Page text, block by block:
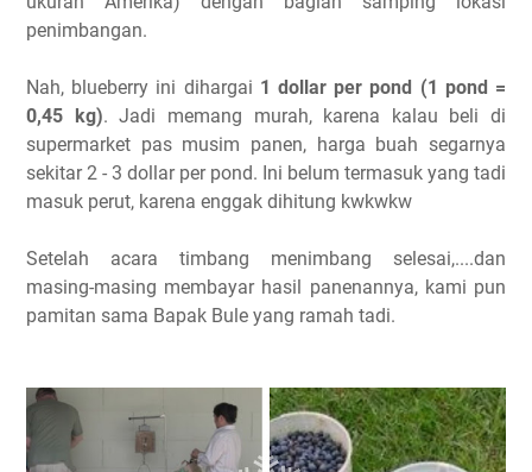
penimbangan.
Nah, blueberry ini dihargai 1 dollar per pond (1 pond =
0,45 kg). Jadi memang murah, karena kalau beli di
supermarket pas musim panen, harga buah segarnya
sekitar 2 - 3 dollar per pond. Ini belum termasuk yang tadi
masuk perut, karena enggak dihitung kwkwkw
Setelah acara timbang menimbang selesai,....dan
masing-masing membayar hasil panenannya, kami pun
pamitan sama Bapak Bule yang ramah tadi.